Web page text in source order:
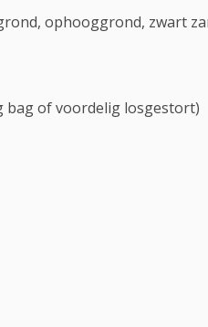
ophooggrond, zwart
bag of voordelig losgestort)